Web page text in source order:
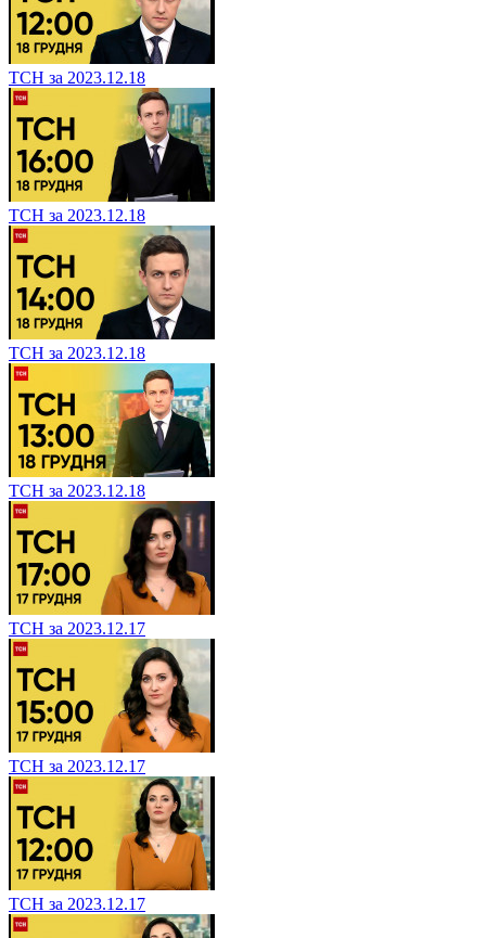
ТСН за 2023.12.18
ТСН за 2023.12.18
ТСН за 2023.12.18
ТСН за 2023.12.18
ТСН за 2023.12.17
ТСН за 2023.12.17
ТСН за 2023.12.17